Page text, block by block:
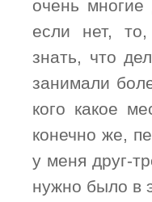
очень
если нет,
знать, что
занимали
кого какое
конечно же,
у меня друг-
нужно было в